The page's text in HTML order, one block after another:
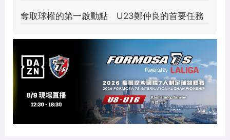
台中足球制霸！全國各級賽事屢
獲佳績 市府基層聯手打造新境